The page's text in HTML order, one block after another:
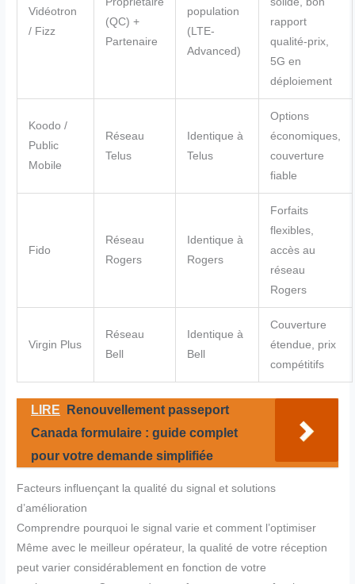
Vidéotron
/ Fizz
(QC) +
Partenaire
population
(LTE-
Advanced)
rapport
qualité-prix,
5G en
déploiement
Koodo /
Public
Mobile
Réseau
Telus
Identique à
Telus
Options
économiques,
couverture
fiable
Fido
Réseau
Rogers
Identique à
Rogers
Forfaits
flexibles,
accès au
réseau
Rogers
Virgin Plus
Réseau
Bell
Identique à
Bell
Couverture
étendue, prix
compétitifs
LIRE
Renouvellement passeport
Canada formulaire : guide complet
pour votre demande simplifiée
Facteurs influençant la qualité du signal et solutions
d’amélioration
Comprendre pourquoi le signal varie et comment l’optimiser
Même avec le meilleur opérateur, la qualité de votre réception
peut varier considérablement en fonction de votre